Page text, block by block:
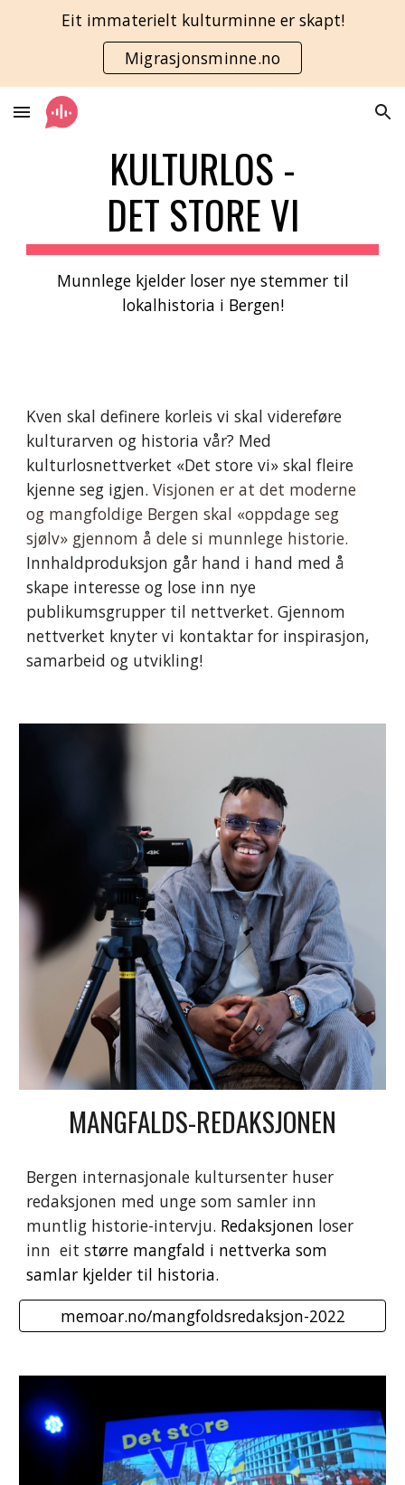
Skip to navigation
Eit immaterielt kulturminne er skapt!
Migrasjonsminne.no
KULTURLOS -
DET STORE VI
Munnlege kjelder loser nye stemmer til
lokalhistoria i Bergen!
Kven skal definere korleis vi skal videreføre
kulturarven og historia vår? Med
kulturlosnettverket «Det store vi» skal fleire
kjenne seg igjen.Visjonen er at det moderne
og mangfoldige Bergen skal «oppdage seg
sjølv» gjennom å dele si munnlege historie.
Innhaldproduksjon går hand i hand med å
skape interesse og lose inn nye
publikumsgrupper til nettverket.Gjennom
nettverket knyter vi kontaktar for inspirasjon,
samarbeid og utvikling!
MANGFALDS-REDAKSJONEN
Bergen internasjonale kultursenter huser
redaksjonen med unge som samler inn
muntlig historie-intervju. Redaksjonen loser
inn eit større mangfald i nettverka som
samlar kjelder til historia.
memoar.no/mangfoldsredaksjon-2022